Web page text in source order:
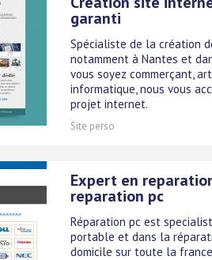
garanti
Spécialiste de la création
notamment à Nantes et
vous soyez commerçant,
informatique, nous vous
projet internet.
Site perso
Expert en
reparation pc
Réparation pc est
portable et dans la
domicile sur toute la france